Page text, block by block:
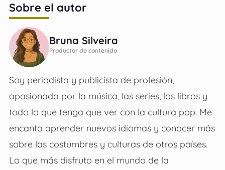
Sobre el autor
Bruna Silveira
Productor de contenido
Soy periodista y publicista de profesión,
apasionada por la música, las series, los libros y
todo lo que tenga que ver con la cultura pop. Me
encanta aprender nuevos idiomas y conocer más
sobre las costumbres y culturas de otros países.
Lo que más disfruto en el mundo de la